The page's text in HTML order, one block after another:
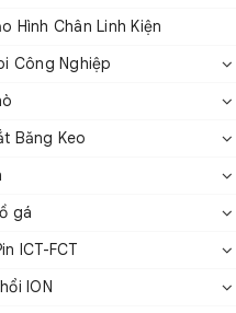
Hình Chân Linh Kiện
Công Nghiệp
Băng Keo
gá
ICT-FCT
ION